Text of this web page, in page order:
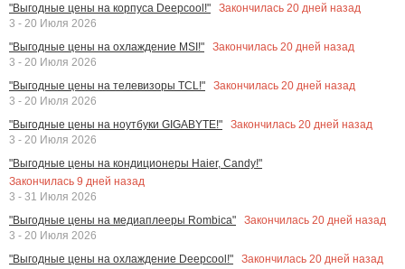
"Выгодные цены на корпуса Deepcool!"
Закончилась 20 дней назад
3 - 20 Июля 2026
"Выгодные цены на охлаждение MSI!"
Закончилась 20 дней назад
3 - 20 Июля 2026
"Выгодные цены на телевизоры TCL!"
Закончилась 20 дней назад
3 - 20 Июля 2026
"Выгодные цены на ноутбуки GIGABYTE!"
Закончилась 20 дней назад
3 - 20 Июля 2026
"Выгодные цены на кондиционеры Haier, Candy!"
Закончилась 9 дней назад
3 - 31 Июля 2026
"Выгодные цены на медиаплееры Rombica"
Закончилась 20 дней назад
3 - 20 Июля 2026
"Выгодные цены на охлаждение Deepcool!"
Закончилась 20 дней назад